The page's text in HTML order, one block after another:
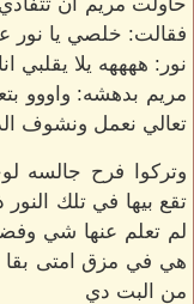
فقالت: خلصي يا نور
نور: ههههه يلا يقلبي
مريم بدهشه: واووو
تعالي نعمل ونشوف
وتركوا فرح جالسه
تقع بيها في تلك
لم تعلم عنها شي
هي في مزق امتى بقا
من البت دي